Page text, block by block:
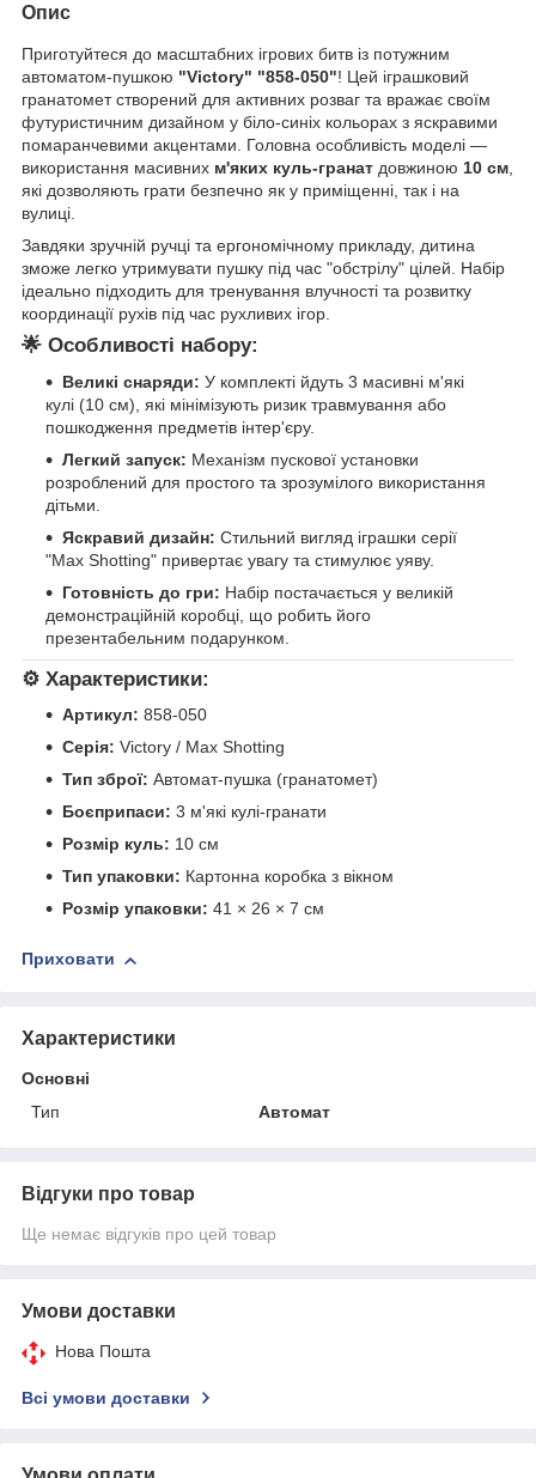
Опис
Приготуйтеся до масштабних ігрових битв із потужним
автоматом-пушкою "Victory" "858-050"! Цей іграшковий
гранатомет створений для активних розваг та вражає своїм
футуристичним дизайном у біло-синіх кольорах з яскравими
помаранчевими акцентами. Головна особливість моделі —
використання масивних м'яких куль-гранат довжиною 10 см
які дозволяють грати безпечно як у приміщенні, так і на
вулиці.
Завдяки зручній ручці та ергономічному прикладу, дитина
зможе легко утримувати пушку під час "обстрілу" цілей. Набір
ідеально підходить для тренування влучності та розвитку
координації рухів під час рухливих ігор.
🌟 Особливості набору:
Великі снаряди: У комплекті йдуть 3 масивні м'які
кулі (10 см), які мінімізують ризик травмування або
пошкодження предметів інтер'єру.
Легкий запуск: Механізм пускової установки
розроблений для простого та зрозумілого використання
дітьми.
Яскравий дизайн: Стильний вигляд іграшки серії
"Max Shotting" привертає увагу та стимулює уяву.
Готовність до гри: Набір постачається у великій
демонстраційній коробці, що робить його
презентабельним подарунком.
⚙️ Характеристики:
Артикул: 858-050
Серія: Victory / Max Shotting
Тип зброї: Автомат-пушка (гранатомет)
Боєприпаси: 3 м'які кулі-гранати
Розмір куль: 10 см
Тип упаковки: Картонна коробка з вікном
Розмір упаковки: 41 × 26 × 7 см
Приховати
Характеристики
Основні
Тип
Автомат
Відгуки про товар
Ще немає відгуків про цей товар
Умови доставки
Нова Пошта
Всі умови доставки